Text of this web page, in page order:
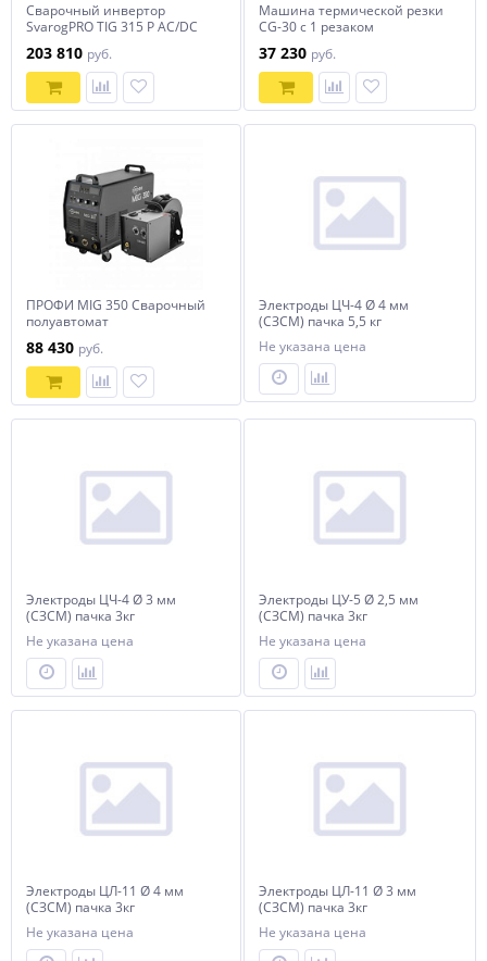
Сварочный инвертор
SvarogPRO TIG 315 P AC/DC
203 810 руб.
Машина термической резки
CG-30 с 1 резаком
37 230 руб.
ПРОФИ MIG 350 Сварочный
полуавтомат
88 430 руб.
Электроды ЦЧ-4 Ø 4 мм
(СЗСМ) пачка 5,5 кг
Не указана цена
Электроды ЦЧ-4 Ø 3 мм
(СЗСМ) пачка 3кг
Не указана цена
Электроды ЦУ-5 Ø 2,5 мм
(СЗСМ) пачка 3кг
Не указана цена
Электроды ЦЛ-11 Ø 4 мм
(СЗСМ) пачка 3кг
Не указана цена
Электроды ЦЛ-11 Ø 3 мм
(СЗСМ) пачка 3кг
Не указана цена